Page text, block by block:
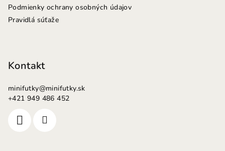
Podmienky ochrany osobných údajov
Pravidlá súťaže
Kontakt
minifutky@minifutky.sk
+421 949 486 452